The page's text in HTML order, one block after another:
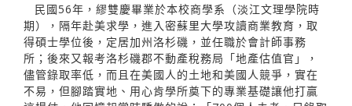
民國56年，繆雙慶畢業於本校商學系（淡江文理學院時
期），隔年赴美求學，進入密蘇里大學攻讀商業教育，取
得碩士學位後，定居加州洛杉磯，並任職於會計師事務
所；後來又報考洛杉磯郡不動產稅務局「地產估值官」，
儘管錄取率低，而且在美國人的土地和美國人競爭，實在
不易，但腳踏實地、用心肯學所奠下的專業基礎讓他打贏